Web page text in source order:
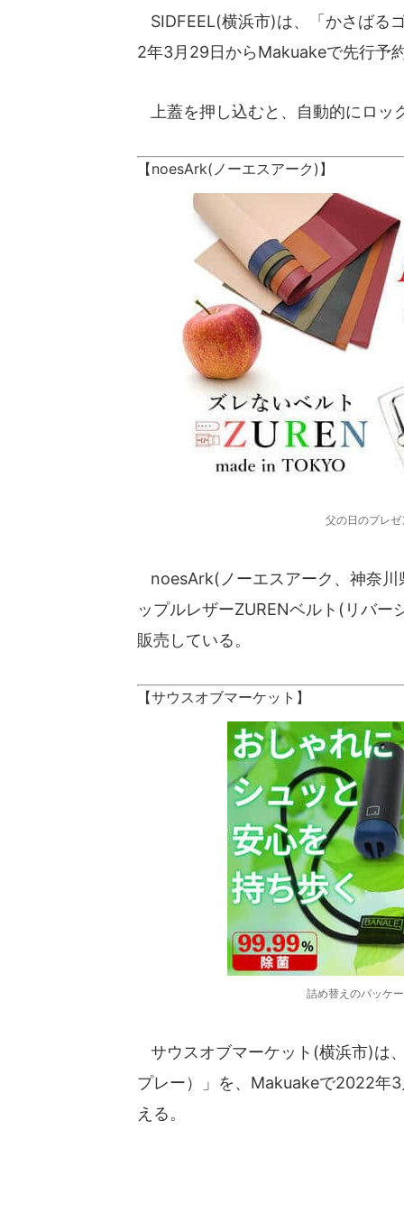
SIDFEEL(横浜市)は、「かさばる
2年3月29日からMakuakeで先行予
上蓋を押し込むと、自動的にロッ
【noesArk(ノーエスアーク)】
父の日のプレ
noesArk(ノーエスアーク、神奈川
ップルレザーZURENベルト(リバ
販売している。
【サウスオブマーケット】
詰め替えのパッケ
サウスオブマーケット(横浜市)は
プレー）」を、Makuakeで2022年
える。